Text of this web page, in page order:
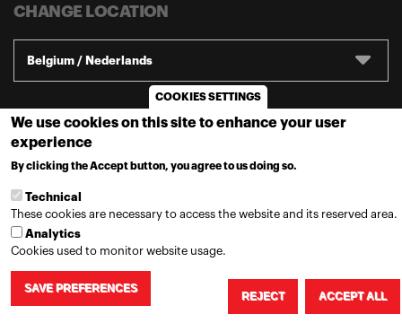
CHANGE LOCATION
Belgium / Nederlands
© 2020Motul-Privacy policy
COOKIES SETTINGS
We use cookies on this site to enhance your user
experience
By clicking the Accept button, you agree to us doing so.
Technical
These cookies are necessary to access the website and its reserved area.
Analytics
Cookies used to monitor website usage.
SAVE PREFERENCES
REJECT ACCEPT ALL